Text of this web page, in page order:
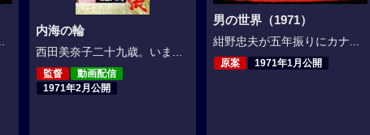
内海の輪
西田美奈子二十九歳。いま...
監督
動画配信
1971年2月公開
男の世界（1971）
紺野忠夫が五年振りにカナ...
原案 1971年1月公開